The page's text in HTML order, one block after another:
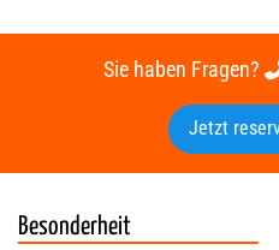
Sie haben Fragen?
Jetzt
Besonderheit